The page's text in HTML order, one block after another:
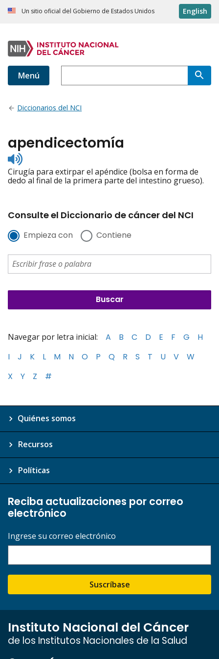
Un sitio oficial del Gobierno de Estados Unidos English
Menú
Diccionarios del NCI
apendicectomía
Listen
to
pronunciation
Cirugía para extirpar el apéndice (bolsa en forma de
dedo al final de la primera parte del intestino grueso).
Consulte el Diccionario de cáncer del NCI
Empieza con Contiene
Navegar por letra inicial: A B C D E F G
H
I
J K L M N O P Q R S T U V
W
X
Y Z #
Quiénes somos
Recursos
Políticas
Reciba actualizaciones por correo
electrónico
Ingrese su correo electrónico
Suscríbase
Instituto Nacional del Cáncer
de los Institutos Nacionales de la Salud